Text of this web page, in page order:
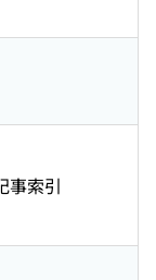
事索引